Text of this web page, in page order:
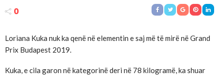
0
Loriana Kuka nuk ka qenë në elementin e saj më të mirë në Grand
Prix Budapest 2019.
Kuka, e cila garon në kategorinë deri në 78 kilogramë, ka shuar